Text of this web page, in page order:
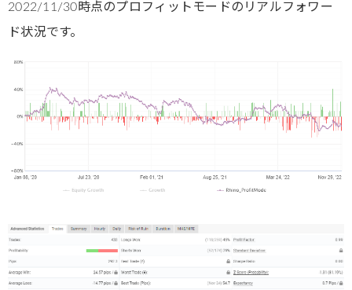
2022/11/30時点のプロフィットモードのリアルフォワー
ド状況です。